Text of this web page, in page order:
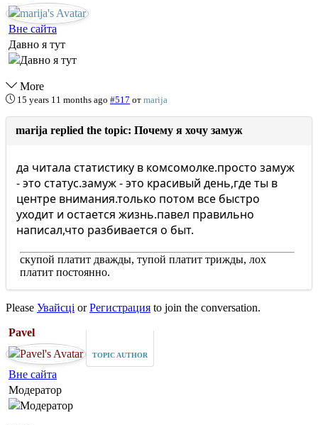
Вне сайта
Давно я тут
More
15 years 11 months ago #517 от marija
marija replied the topic: Почему я хочу замуж
да читала статистику в комсомолке.просто замуж
- это статус.замуж - это красивый день,где ты в
центре внимания.только потом все быстро
уходит и остается жизнь.павел правильно
написал,что разбивается о быт.
скупой платит дважды, тупой платит трижды, лох
платит постоянно.
Please Увайсці orРегистрация to join the conversation.
Pavel
TOPIC AUTHOR
Вне сайта
Модератор